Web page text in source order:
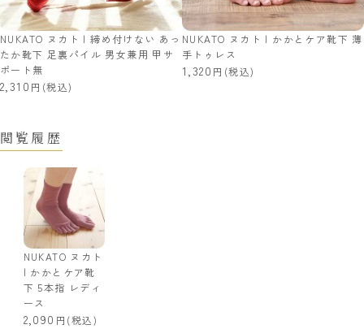
NUKATO ヌカト | 締め付けない あっ
たか靴下 足裏パイル 男女兼用 甲サ
ポート無
2,310 (税込)
NUKATO ヌカト | かかとケア靴下 薄
手トゥレス
1,320 (税込)
閲覧履歴
NUKATO ヌカト
| かかとケア靴
下 5本指 レディ
ース
2,090 (税込)